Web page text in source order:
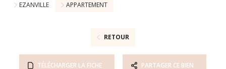
EZANVILLE
APPARTEMENT
RETOUR
TÉLÉCHARGER LA FICHE PARTAGER CE BIEN